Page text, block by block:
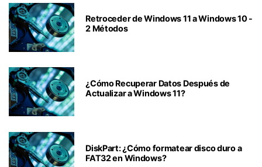
Retroceder de Windows 11 a Windows 10 -
2 Métodos
¿Cómo Recuperar Datos Después de
Actualizar a Windows 11?
DiskPart: ¿Cómo formatear disco duro a
FAT32 en Windows?